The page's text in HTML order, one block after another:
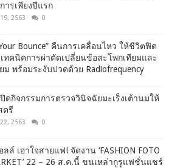
ารเพียงปีแรก
2563 0
Bounce” คืนการเคลื่อนไหว ให้ชีวิตฟิต
ทคนิคการผ่าตัดเปลี่ยนข้อสะโพกเทียมและ
ม พร้อมระงับปวดด้วย Radiofrequency
ดกิจกรรมการตรวจวินิจฉัยมะเร็งเต้านมให้
ตรี
2563 0
ล์ เอาใจสายแฟ! จัดงาน ‘FASHION FOTO
22 – 26 ส.ค.นี้ ขนเหล่ากูรูแฟชั่นแชร์